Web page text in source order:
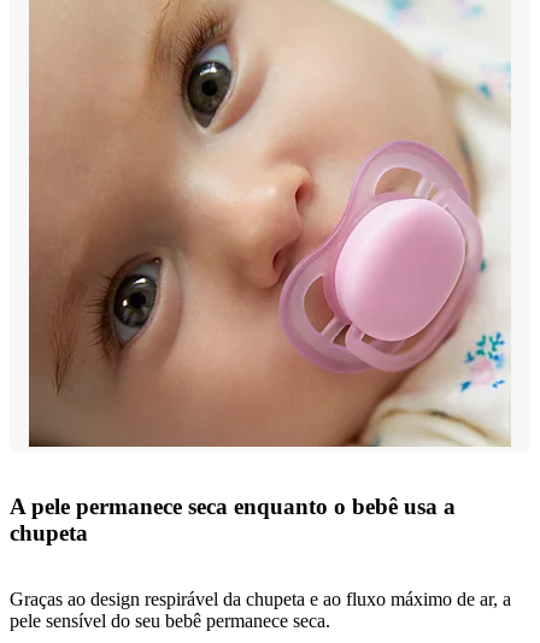
A pele permanece seca enquanto o bebê usa a
chupeta
Graças ao design respirável da chupeta e ao fluxo máximo de ar, a
pele sensível do seu bebê permanece seca.